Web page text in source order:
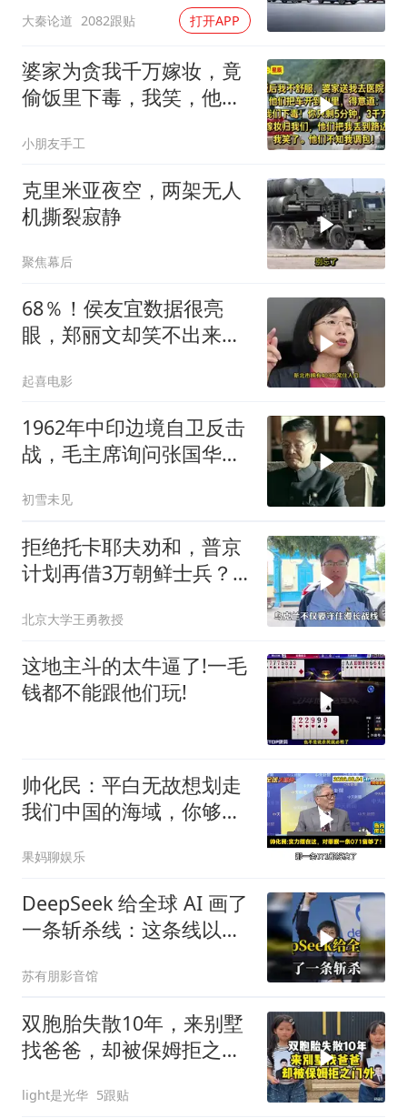
大秦论道 2082跟贴 打开APP
婆家为贪我千万嫁妆，竟
偷饭里下毒，我笑，他们
小朋友手工
克里米亚夜空，两架无人
机撕裂寂静
聚焦幕后
68％！侯友宜数据很亮
眼，郑丽文却笑不出来
起喜电影
1962年中印边境自卫反击
战，毛主席询问张国华能
初雪未见
拒绝托卡耶夫劝和，普京
计划再借3万朝鲜士兵？
北京大学王勇教授
这地主斗的太牛逼了!一毛
钱都不能跟他们玩!
帅化民：平白无故想划走
我们中国的海域，你够格
果妈聊娱乐
DeepSeek 给全球 AI 画了
一条斩杀线：这条线以下
苏有朋影音馆
双胞胎失散10年，来别墅
找爸爸，却被保姆拒之门
light是光华 5跟贴